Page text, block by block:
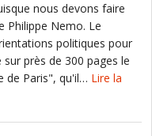
nous devons faire
Philippe Nemo. Le
politiques pour
près de 300 pages le
de Paris", qu'il… Lire la